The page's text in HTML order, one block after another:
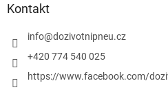
Kontakt
info@dozivotnipneu.cz
+420 774 540 025
https://www.facebook.com/